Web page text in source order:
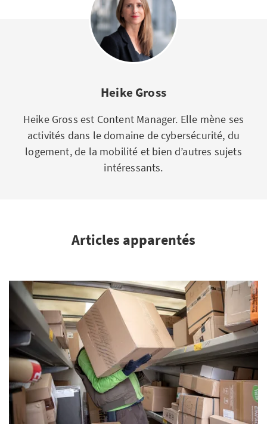
Heike Gross
Heike Gross est Content Manager. Elle mène ses
activités dans le domaine de cybersécurité, du
logement, de la mobilité et bien d’autres sujets
intéressants.
Articles apparentés